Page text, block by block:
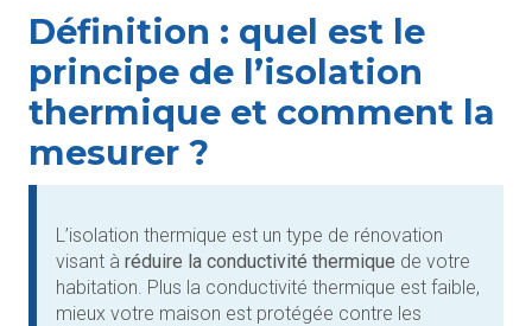
Définition : quel est le
principe de l’isolation
thermique et comment la
mesurer ?
L’isolation thermique est un type de rénovation
visant à réduire la conductivité thermique de votre
habitation. Plus la conductivité thermique est faible,
mieux votre maison est protégée contre les